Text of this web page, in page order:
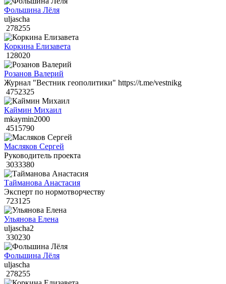
Фольшина Лёля
uljascha
278255
Коркина Елизавета
128020
Розанов Валерий
Журнал "Вестник геополитики" https://t.me/vestnikg
4752325
Каймин Михаил
mkaymin2000
4515790
Масляков Сергей
Руководитель проекта
3033380
Тайманова Анастасия
Эксперт по нормотворчеству
723125
Ульянова Елена
uljascha2
330230
Фольшина Лёля
uljascha
278255